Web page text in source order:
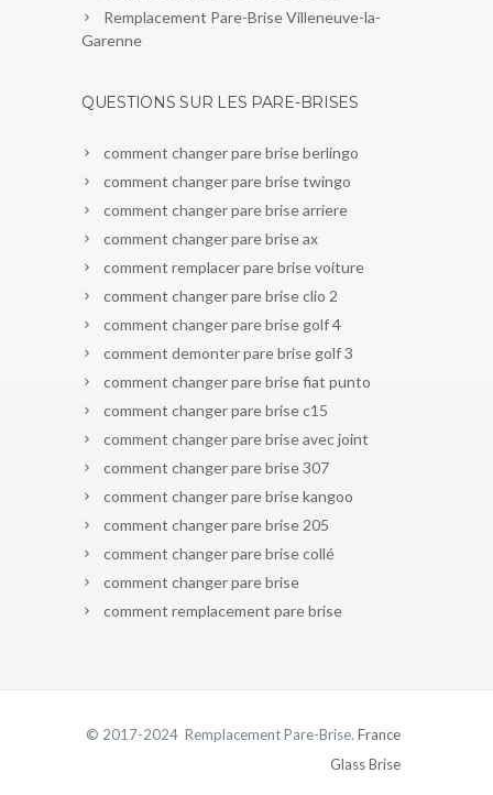
Remplacement Pare-Brise Villeneuve-la-
Garenne
QUESTIONS SUR LES PARE-BRISES
comment changer pare brise berlingo
comment changer pare brise twingo
comment changer pare brise arriere
comment changer pare brise ax
comment remplacer pare brise voiture
comment changer pare brise clio 2
comment changer pare brise golf 4
comment demonter pare brise golf 3
comment changer pare brise fiat punto
comment changer pare brise c15
comment changer pare brise avec joint
comment changer pare brise 307
comment changer pare brise kangoo
comment changer pare brise 205
comment changer pare brise collé
comment changer pare brise
comment remplacement pare brise
© 2017-2024 Remplacement Pare-Brise. France
Glass Brise